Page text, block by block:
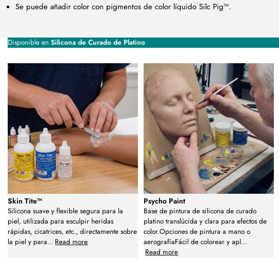
Se puede añadir color con pigmentos de color líquido Silc Pig™.
Disponible en Silicona de Curado de Platino
Skin Tite™
Silicona suave y flexible segura para la
piel, utilizada para esculpir heridas
rápidas, cicatrices, etc., directamente sobre
la piel y para... Read more
Psycho Paint
Base de pintura de silicona de curado
platino translúcida y clara para efectos de
color.Opciones de pintura a mano o
aerografíaFácil de colorear y apl...
Read more